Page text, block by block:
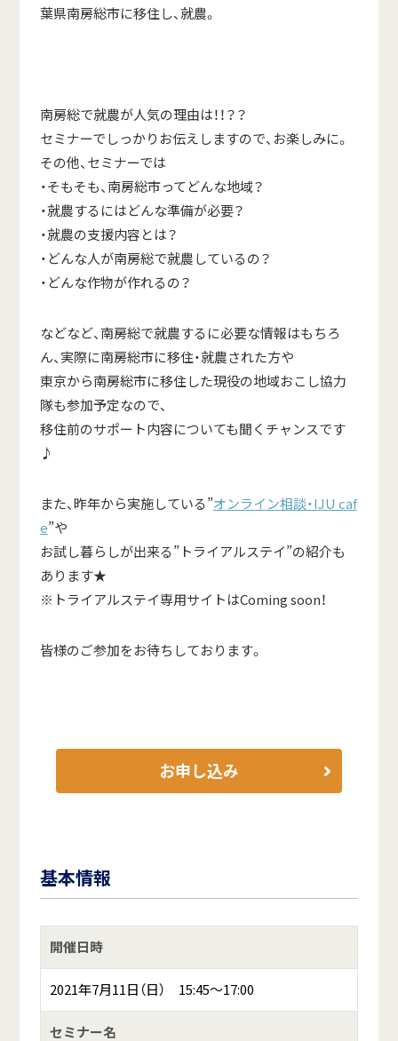
葉県南房総市に移住し、就農。
南房総で就農が人気の理由は！！？？
セミナーでしっかりお伝えしますので、お楽しみに。
その他、セミナーでは
・そもそも、南房総市ってどんな地域？
・就農するにはどんな準備が必要？
・就農の支援内容とは？
・どんな人が南房総で就農しているの？
・どんな作物が作れるの？
などなど、南房総で就農するに必要な情報はもちろ
ん、実際に南房総市に移住・就農された方や
東京から南房総市に移住した現役の地域おこし協力
隊も参加予定なので、
移住前のサポート内容についても聞くチャンスです
♪
また、昨年から実施している”オンライン相談・IJU caf
e”や
お試し暮らしが出来る”トライアルステイ”の紹介も
あります★
※トライアルステイ専用サイトはComing soon！
皆様のご参加をお待ちしております。
お申し込み
基本情報
開催日時
2021年7月11日（日） 15:45～17:00
セミナー名